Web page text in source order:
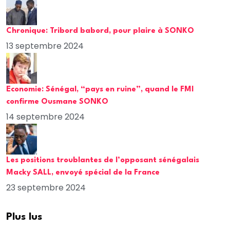
Chronique: Tribord babord, pour plaire à SONKO
13 septembre 2024
Economie: Sénégal, “pays en ruine”, quand le FMI
confirme Ousmane SONKO
14 septembre 2024
Les positions troublantes de l’opposant sénégalais
Macky SALL, envoyé spécial de la France
23 septembre 2024
Plus lus